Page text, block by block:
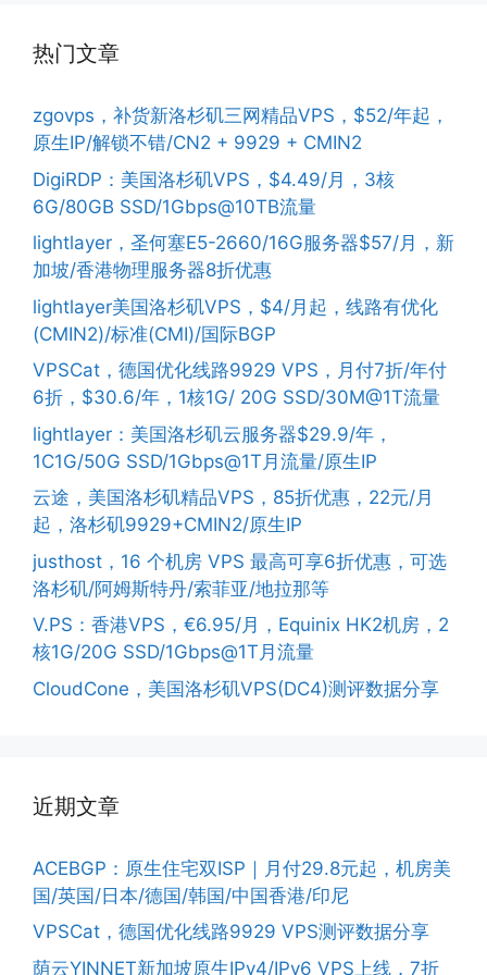
热门文章
zgovps，补货新洛杉矶三网精品VPS，$52/年起，
原生IP/解锁不错/CN2 + 9929 + CMIN2
DigiRDP：美国洛杉矶VPS，$4.49/月，3核
6G/80GB SSD/1Gbps@10TB流量
lightlayer，圣何塞E5-2660/16G服务器$57/月，新
加坡/香港物理服务器8折优惠
lightlayer美国洛杉矶VPS，$4/月起，线路有优化
(CMIN2)/标准(CMI)/国际BGP
VPSCat，德国优化线路9929 VPS，月付7折/年付
6折，$30.6/年，1核1G/ 20G SSD/30M@1T流量
lightlayer：美国洛杉矶云服务器$29.9/年，
1C1G/50G SSD/1Gbps@1T月流量/原生IP
云途，美国洛杉矶精品VPS，85折优惠，22元/月
起，洛杉矶9929+CMIN2/原生IP
justhost，16 个机房 VPS 最高可享6折优惠，可选
洛杉矶/阿姆斯特丹/索菲亚/地拉那等
V.PS：香港VPS，€6.95/月，Equinix HK2机房，2
核1G/20G SSD/1Gbps@1T月流量
CloudCone，美国洛杉矶VPS(DC4)测评数据分享
近期文章
ACEBGP：原生住宅双ISP｜月付29.8元起，机房美
国/英国/日本/德国/韩国/中国香港/印尼
VPSCat，德国优化线路9929 VPS测评数据分享
荫云YINNET新加坡原生IPv4/IPv6 VPS上线，7折